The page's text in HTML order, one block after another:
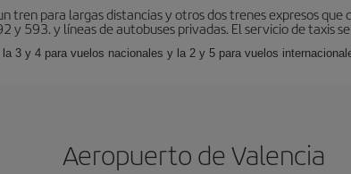
tren para largas distancias y otros dos trenes expresos
y 593. y líneas de autobuses privadas. El servicio de taxis
3 y 4 para vuelos nacionales y la 2 y 5 para vuelos
Aeropuerto de Valencia